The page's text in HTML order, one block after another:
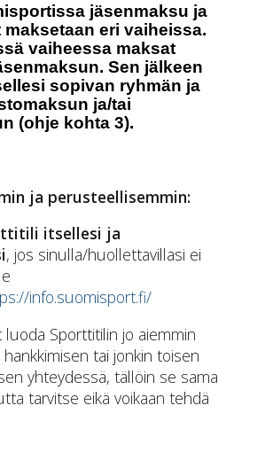
jäsenmaksu ja
eri vaiheissa.
vaiheessa maksat
Sen jälkeen
sopivan ryhmän ja
ja/tai
(ohje kohta 3).
ja perusteellisemmin:
itsellesi ja
, jos sinulla/huollettavillasi ei
info.suomisport.fi/
Sporttitilin jo aiemmin
tai jonkin toisen
yhteydessä, tällöin se sama
tarvitse eikä voikaan tehdä